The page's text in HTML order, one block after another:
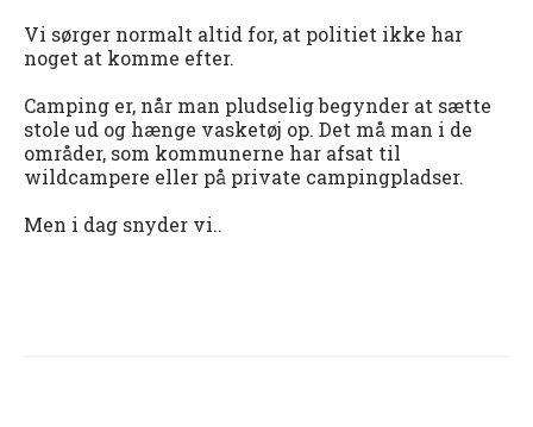
Vi sørger normalt altid for, at politiet ikke har
noget at komme efter.
Camping er, når man pludselig begynder at sætte
stole ud og hænge vasketøj op. Det må man i de
områder, som kommunerne har afsat til
wildcampere eller på private campingpladser.
Men i dag snyder vi..